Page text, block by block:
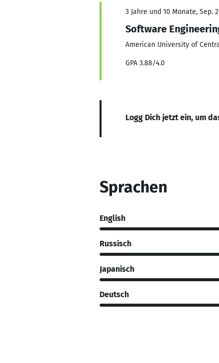
3 Jahre und 10 Monate, Sep.
Software
American University of
GPA 3.88/4.0
Logg Dich jetzt ein, um
Sprachen
English
Russisch
Japanisch
Deutsch